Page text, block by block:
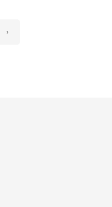
›